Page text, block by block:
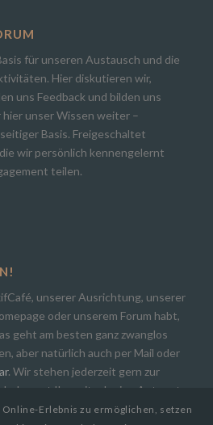
für unseren Austausch und die
Hier diskutieren wir,
uns Feedback und bilden uns
unser Wissen weiter –
Basis. Freigeschaltet
wir persönlich kennengelernt
teilen.
unserer Ausrichtung, unserer
oder unserem Forum habt,
geht am besten ganz zwanglos
aber natürlich auch per Mail oder
. Wir stehen jederzeit gern zur
Ihr zeitnah eine Antwort.
Erlebnis zu ermöglichen, setzen